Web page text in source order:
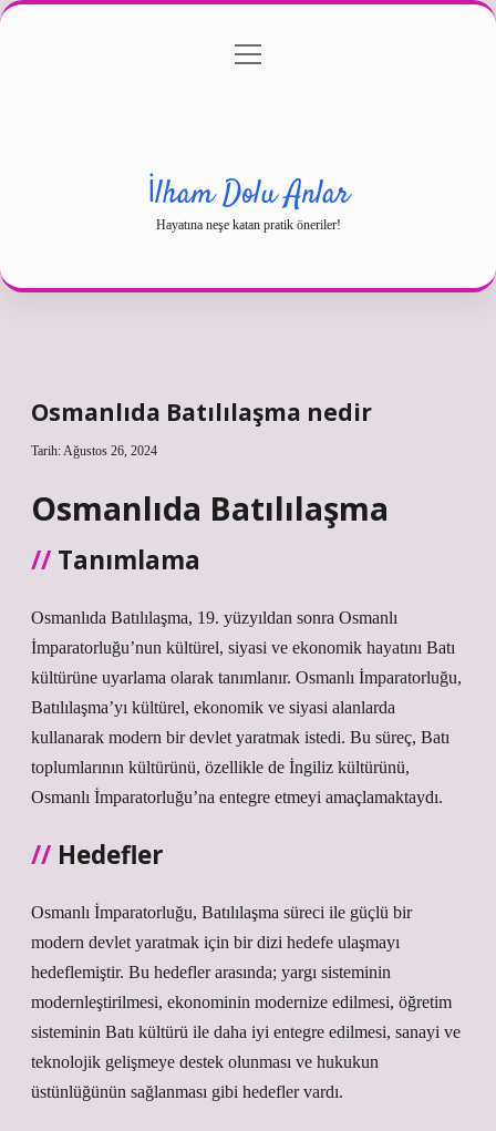
Gizlilik Politikası
menüyü
İlham Dolu Anlar
Hayatına neşe katan pratik öneriler!
Osmanlıda Batılılaşma nedir
Tarih: Ağustos 26, 2024
Osmanlıda Batılılaşma
Tanımlama
Osmanlıda Batılılaşma, 19. yüzyıldan sonra Osmanlı
İmparatorluğu’nun kültürel, siyasi ve ekonomik hayatını Batı
kültürüne uyarlama olarak tanımlanır. Osmanlı İmparatorluğu,
Batılılaşma’yı kültürel, ekonomik ve siyasi alanlarda
kullanarak modern bir devlet yaratmak istedi. Bu süreç, Batı
toplumlarının kültürünü, özellikle de İngiliz kültürünü,
Osmanlı İmparatorluğu’na entegre etmeyi amaçlamaktaydı.
Hedefler
Osmanlı İmparatorluğu, Batılılaşma süreci ile güçlü bir
modern devlet yaratmak için bir dizi hedefe ulaşmayı
hedeflemiştir. Bu hedefler arasında; yargı sisteminin
modernleştirilmesi, ekonominin modernize edilmesi, öğretim
sisteminin Batı kültürü ile daha iyi entegre edilmesi, sanayi ve
teknolojik gelişmeye destek olunması ve hukukun
üstünlüğünün sağlanması gibi hedefler vardı.